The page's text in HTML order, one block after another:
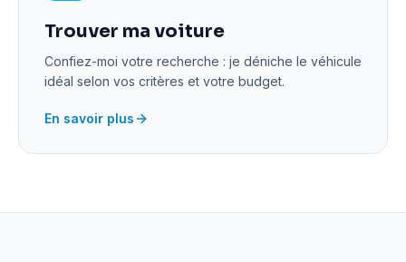
Trouver ma voiture
Confiez-moi votre recherche : je déniche le véhicule
idéal selon vos critères et votre budget.
En savoir plus